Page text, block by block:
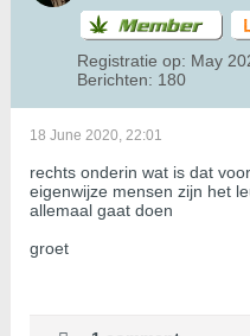
Registratie op: May
Berichten: 180
18 June 2020, 22:01
rechts onderin wat is dat
eigenwijze mensen zijn het
allemaal gaat doen
groet